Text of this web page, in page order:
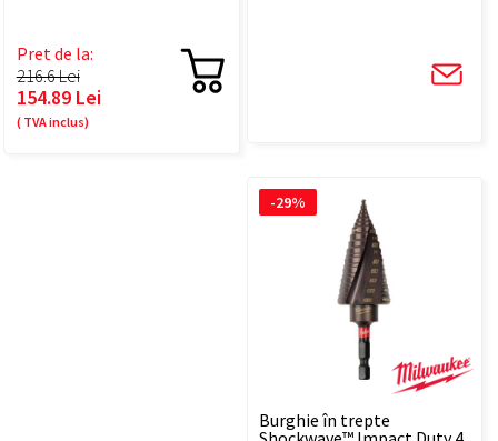
Pret de la:
216.6 Lei
154.89 Lei
( TVA inclus)
Burghie în trepte
-29%